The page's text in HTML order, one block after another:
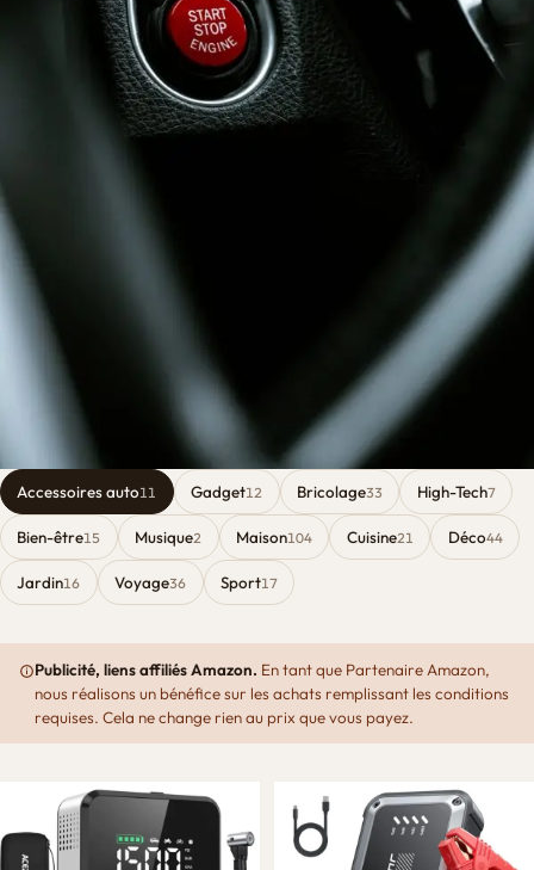
Accessoires auto11 Gadget12 Bricolage33 High-Tech7
Bien-être15 Musique2 Maison104 Cuisine21 Déco44
Jardin16 Voyage36 Sport17
Publicité, liens affiliés Amazon. En tant que Partenaire Amazon,
nous réalisons un bénéfice sur les achats remplissant les conditions
requises. Cela ne change rien au prix que vous payez.